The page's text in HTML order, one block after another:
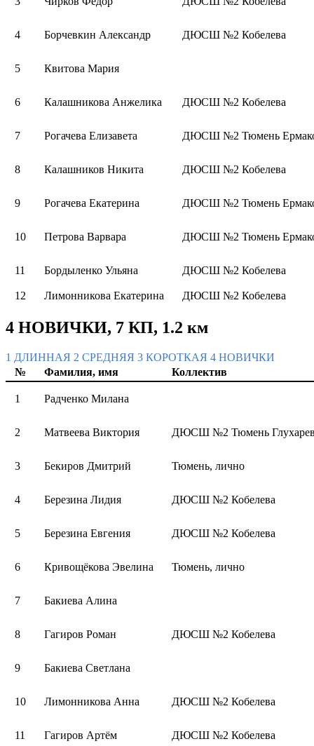
4 Борчевкин Александр ДЮСШ №2 Кобелева
5 Квитова Мария
6 Калашникова Анжелика ДЮСШ №2 Кобелева
7 Рогачева Елизавета ДЮСШ №2 Тюмень
8 Калашников Никита ДЮСШ №2 Кобелева
9 Рогачева Екатерина ДЮСШ №2 Тюмень
10 Петрова Варвара ДЮСШ №2 Тюмень
11 Бордыленко Ульяна ДЮСШ №2 Кобелева
12 Лимонникова Екатерина ДЮСШ №2 Кобелева
4 НОВИЧКИ, 7 КП, 1.2 км
1 ДЛИННАЯ 2 СРЕДНЯЯ 3 КОРОТКАЯ 4 НОВИЧКИ
№
Фамилия, имя Коллектив
1 Радченко Милана
2 Матвеева Виктория ДЮСШ №2 Тюмень
3 Бекиров Дмитрий Тюмень, лично
4 Березина Лидия ДЮСШ №2 Кобелева
5 Березина Евгения ДЮСШ №2 Кобелева
6 Кривощёкова Эвелина Тюмень, лично
7 Бакиева Алина
8 Гагиров Роман ДЮСШ №2 Кобелева
9 Бакиева Светлана
10 Лимонникова Анна ДЮСШ №2 Кобелева
11 Гагиров Артём ДЮСШ №2 Кобелева